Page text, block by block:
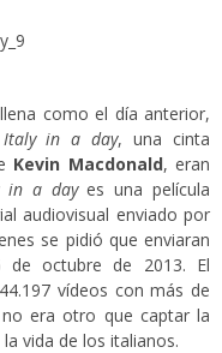
como el día anterior,
Italy in a day, una cinta
Kevin Macdonald, eran
in a dayes una película
audiovisual enviado por
se pidió que enviaran
octubre de 2013. El
vídeos con más de
era otro que captar la
vida de los italianos.